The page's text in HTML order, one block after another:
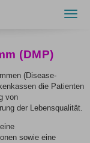
(DMP)
(Disease-
die Patienten
von
der Lebensqualität.
sowie eine